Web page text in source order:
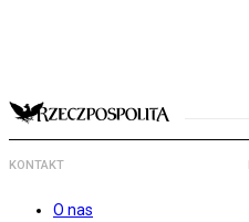
KONTAKT
O nas